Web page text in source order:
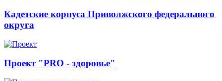
Кадетские корпуса Приволжского федерального
округа
Проект "PRO - здоровье"